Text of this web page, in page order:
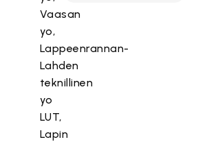
Vaasan
yo,
Lappeenrannan-
Lahden
teknillinen
yo
LUT,
Lapin